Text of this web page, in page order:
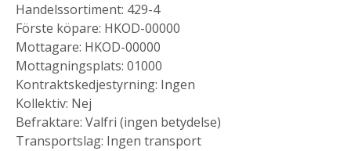
Handelssortiment: 429-4
Förste köpare: HKOD-00000
Mottagare: HKOD-00000
Mottagningsplats: 01000
Kontraktskedjestyrning: Ingen
Kollektiv: Nej
Befraktare: Valfri (ingen betydelse)
Transportslag: Ingen transport